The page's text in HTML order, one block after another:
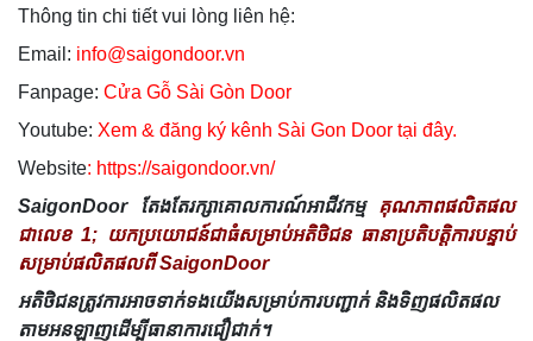
Thông tin chi tiết vui lòng liên hệ:
Email: info@saigondoor.vn
Fanpage: Cửa Gỗ Sài Gòn Door
Youtube: Xem & đăng ký kênh Sài Gon Door tại đây.
Website: https://saigondoor.vn/
SaigonDoor តែងតែរក្សាគោលការណ៍អាជីវកម្ម គុណភាពផលិតផល
ជាលេខ 1; យកប្រយោជន៍ជាធំសម្រាប់អតិថិជន ធានាប្រតិបត្តិការបន្ទាប់
សម្រាប់ផលិតផលពី SaigonDoor
អតិថិជនត្រូវការអាចទាក់ទងយើងសម្រាប់ការបញ្ជាក់ និងទិញផលិតផល
តាមអនឡាញដើម្បីធានាការជឿជាក់។